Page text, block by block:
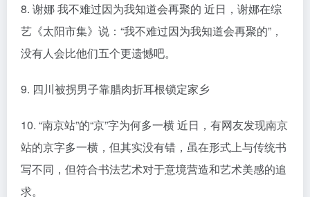
8. 谢娜 我不难过因为我知道会再聚的 近日，谢娜在综
艺《太阳市集》说：“我不难过因为我知道会再聚的”，
没有人会比他们五个更遗憾吧。
9. 四川被拐男子靠腊肉折耳根锁定家乡
10. “南京站”的“京”字为何多一横 近日，有网友发现南京
站的京字多一横，但其实没有错，虽在形式上与传统书
写不同，但符合书法艺术对于意境营造和艺术美感的追
求。